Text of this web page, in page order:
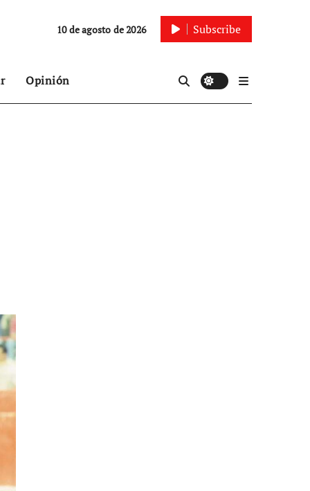
10 de agosto de 2026 Subscribe
Opinión